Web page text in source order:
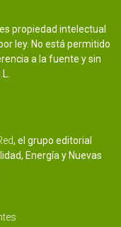
propiedad intelectual
ley. No está permitido
a la fuente y sin
, el grupo editorial
Energía y Nuevas